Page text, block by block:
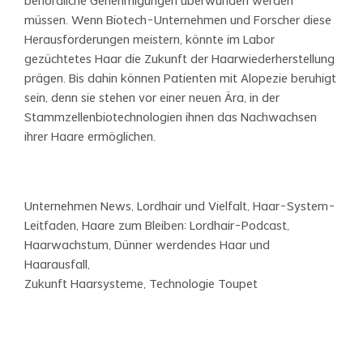
müssen. Wenn Biotech-Unternehmen und Forscher diese
Herausforderungen meistern, könnte im Labor
gezüchtetes Haar die Zukunft der Haarwiederherstellung
prägen. Bis dahin können Patienten mit Alopezie beruhigt
sein, denn sie stehen vor einer neuen Ära, in der
Stammzellenbiotechnologien ihnen das Nachwachsen
ihrer Haare ermöglichen.
Unternehmen News, Lordhair und Vielfalt, Haar-System-
Leitfaden, Haare zum Bleiben: Lordhair-Podcast,
Haarwachstum, Dünner werdendes Haar und
Haarausfall,
Zukunft Haarsysteme, Technologie Toupet